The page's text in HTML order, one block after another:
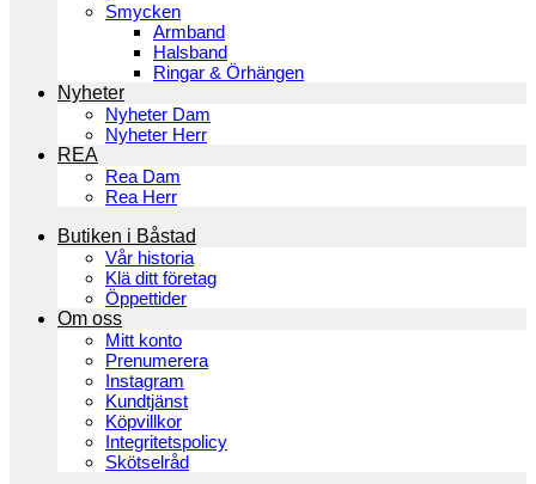
Smycken
Armband
Halsband
Ringar & Örhängen
Nyheter
Nyheter Dam
Nyheter Herr
REA
Rea Dam
Rea Herr
Butiken i Båstad
Vår historia
Klä ditt företag
Öppettider
Om oss
Mitt konto
Prenumerera
Instagram
Kundtjänst
Köpvillkor
Integritetspolicy
Skötselråd